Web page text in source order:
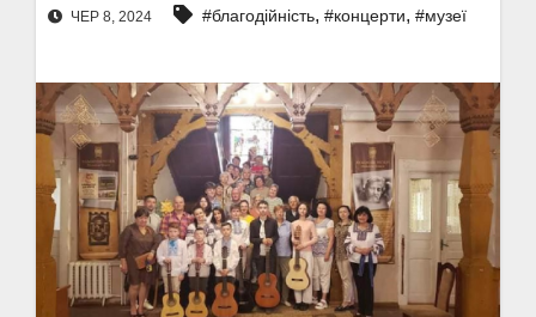
ЧЕР 8, 2024 #благодійність, #концерти, #музеї